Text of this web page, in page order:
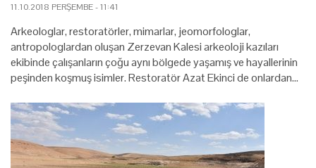
11.10.2018 PERŞEMBE - 11:41
Arkeologlar, restoratörler, mimarlar, jeomorfologlar,
antropologlardan oluşan Zerzevan Kalesi arkeoloji kazıları
ekibinde çalışanların çoğu aynı bölgede yaşamış ve hayallerinin
peşinden koşmuş isimler. Restoratör Azat Ekinci de onlardan…